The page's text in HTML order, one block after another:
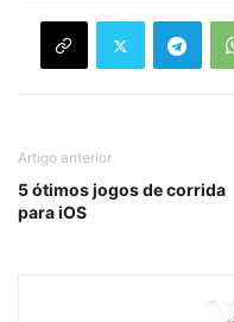
Artigo anterior
5 ótimos jogos de corrida
para iOS